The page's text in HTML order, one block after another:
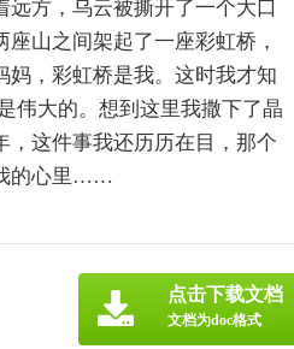
远方，乌云被撕开了一个大口
山之间架起了一座彩虹桥，
妈，彩虹桥是我。这时我才知
伟大的。想到这里我撒下了晶
，这件事我还历历在目，那个
的心里……
点击下载文档
文档为doc格式